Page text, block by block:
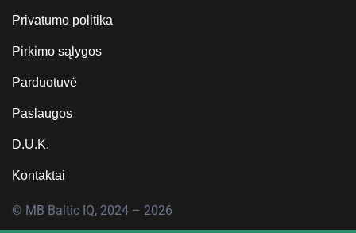
Privatumo politika
Pirkimo sąlygos
Parduotuvė
Paslaugos
D.U.K.
Kontaktai
© MB Baltic IQ, 2024 – 2026